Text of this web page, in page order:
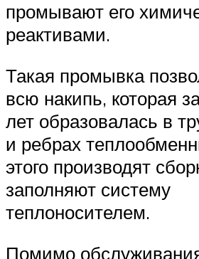
промывают его
реактивами.
Такая промывка
всю накипь, которая
лет образовалась в
и ребрах
этого производят
заполняют систему
теплоносителем.
Помимо